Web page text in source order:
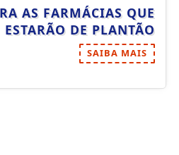
AS FARMÁCIAS QUE
ESTARÃO DE PLANTÃO
SAIBA MAIS